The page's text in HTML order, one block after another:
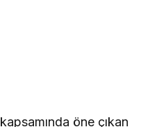
kapsamında öne çıkan